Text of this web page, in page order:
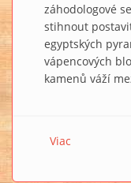
záhodologové
stihnout
egyptských
vápencových
kamenů váží
Viac